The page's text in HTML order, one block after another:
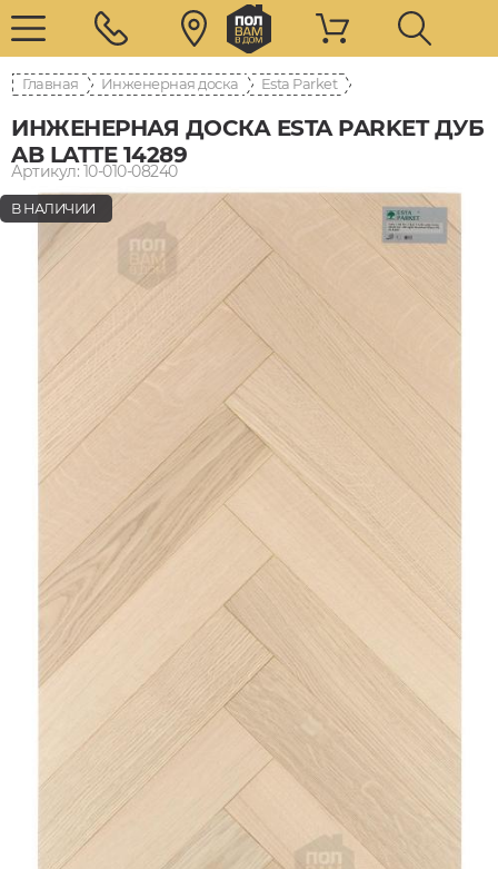
Главная Инженерная доска Esta Parket
ИНЖЕНЕРНАЯ ДОСКА ESTA PARKET ДУБ
AB LATTE 14289
Артикул: 10-010-08240
В НАЛИЧИИ